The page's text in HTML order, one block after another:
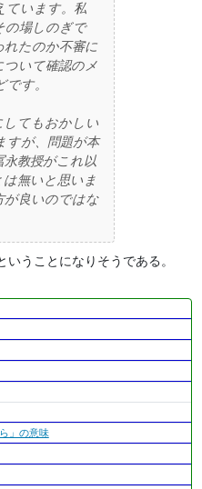
ています。私
の場しのぎで
れたのか不審に
ついて確認のメ
す。
してもおかしい
すが、問題が本
永教授がこれ以
は無いと思いま
が良いのではな
うことになりそうである。
」の意味